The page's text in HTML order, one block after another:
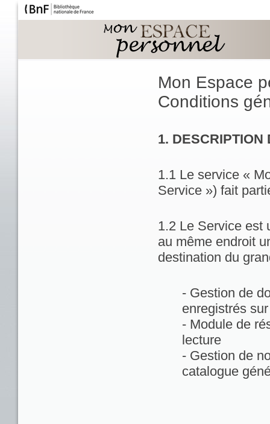
Mon Espace
Conditions
1. DESCRIPTION
1.1 Le service «
Service ») fait
1.2 Le Service est
au même endroit
destination du
- Gestion de
enregistrés
- Module de
lecture
- Gestion de
catalogue